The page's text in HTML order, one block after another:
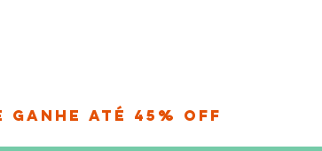
até 45% OFF